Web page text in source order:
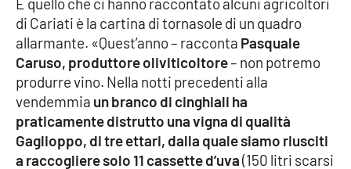
SPECIALI
Buona Sanità Calabria
LA
CALABRIAVISIONE
Destinazioni
di Cariati è la cartina di tornasole di un quadro
allarmante. «Quest’anno – racconta Pasquale
Caruso, produttore oliviticoltore– non potremo
produrre vino. Nella notti precedenti alla
vendemmia un branco di cinghiali ha
praticamente distrutto una vigna di qualità
Gaglioppo, di tre ettari, dalla quale siamo riusciti
a raccogliere solo 11 cassette d’uva(150 litri scarsi